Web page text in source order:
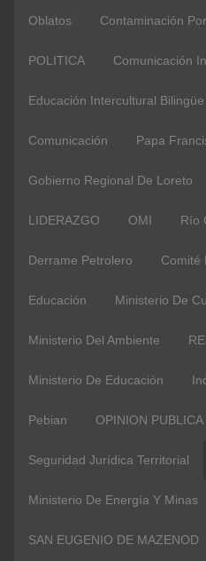
Oblatos Contaminación
POLITICA Comunicación
Educación Intercultural Bilingüe
Comunicación Papa
Gobierno Regional De Loreto
LIDERAZGO OMI Río
Derrame Petrolero Comité
Educación Ministerio De
Ministerio Del Ambiente
Ministerio De Educación
Pebian OPINION PUBLICA
Seguridad Jurídica Territorial
Ministerio De Energía Y Minas
SAN EUGENIO DE MAZENOD